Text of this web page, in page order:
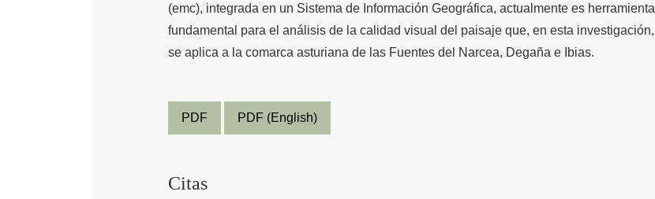
(emc), integrada en un Sistema de Información Geográfica, actualmente es herramienta
fundamental para el análisis de la calidad visual del paisaje que, en esta investigación,
se aplica a la comarca asturiana de las Fuentes del Narcea, Degaña e Ibias.
PDF PDF (English)
Citas